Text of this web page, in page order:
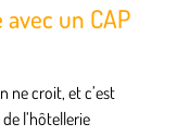
un CAP
ne croit, et c’est
l’hôtellerie